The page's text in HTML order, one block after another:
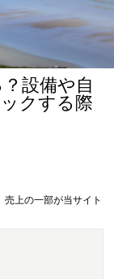
設備や自
クする際
上の一部が当サイト